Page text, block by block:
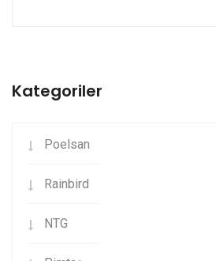
Kategoriler
Poelsan
Rainbird
NTG